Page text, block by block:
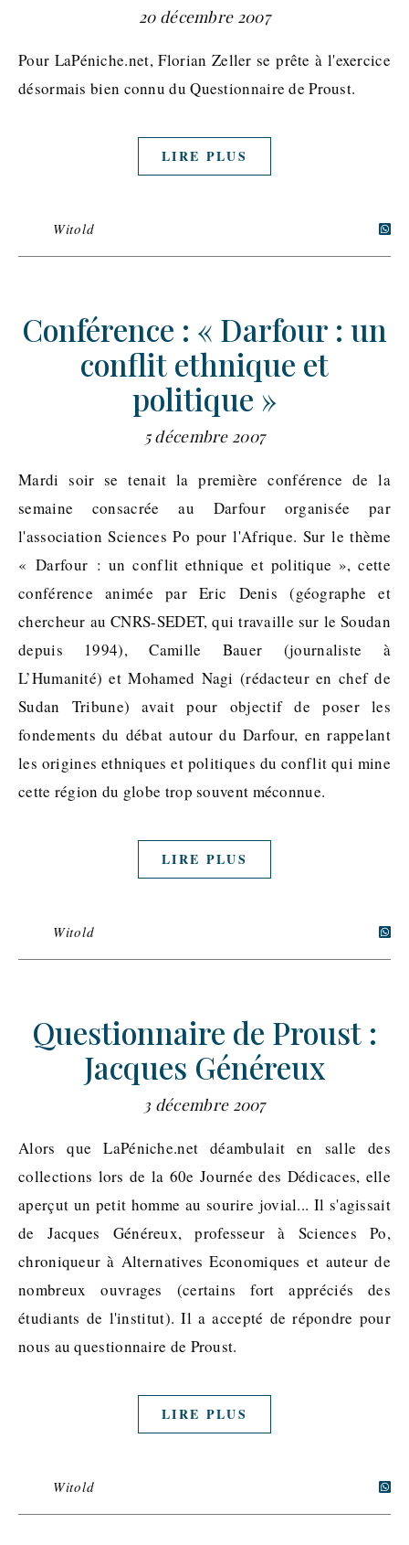
20 décembre 2007
Pour LaPéniche.net, Florian Zeller se prête à l'exercice
désormais bien connu du Questionnaire de Proust.
LIRE PLUS
Witold
Conférence : « Darfour : un
conflit ethnique et
politique »
5 décembre 2007
Mardi soir se tenait la première conférence de la
semaine consacrée au Darfour organisée par
l'association Sciences Po pour l'Afrique. Sur le thème
« Darfour : un conflit ethnique et politique », cette
conférence animée par Eric Denis (géographe et
chercheur au CNRS-SEDET, qui travaille sur le Soudan
depuis 1994), Camille Bauer (journaliste à
L’Humanité) et Mohamed Nagi (rédacteur en chef de
Sudan Tribune) avait pour objectif de poser les
fondements du débat autour du Darfour, en rappelant
les origines ethniques et politiques du conflit qui mine
cette région du globe trop souvent méconnue.
LIRE PLUS
Witold
Questionnaire de Proust :
Jacques Généreux
3 décembre 2007
Alors que LaPéniche.net déambulait en salle des
collections lors de la 60e Journée des Dédicaces, elle
aperçut un petit homme au sourire jovial... Il s'agissait
de Jacques Généreux, professeur à Sciences Po,
chroniqueur à Alternatives Economiques et auteur de
nombreux ouvrages (certains fort appréciés des
étudiants de l'institut). Il a accepté de répondre pour
nous au questionnaire de Proust.
LIRE PLUS
Witold